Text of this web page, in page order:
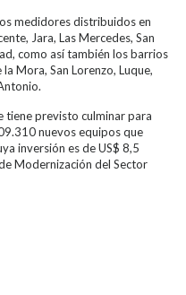
medidores distribuidos en
Jara, Las Mercedes, San
como así también los barrios
Mora, San Lorenzo, Luque,
previsto culminar para
nuevos equipos que
inversión es de US$ 8,5
Modernización del Sector